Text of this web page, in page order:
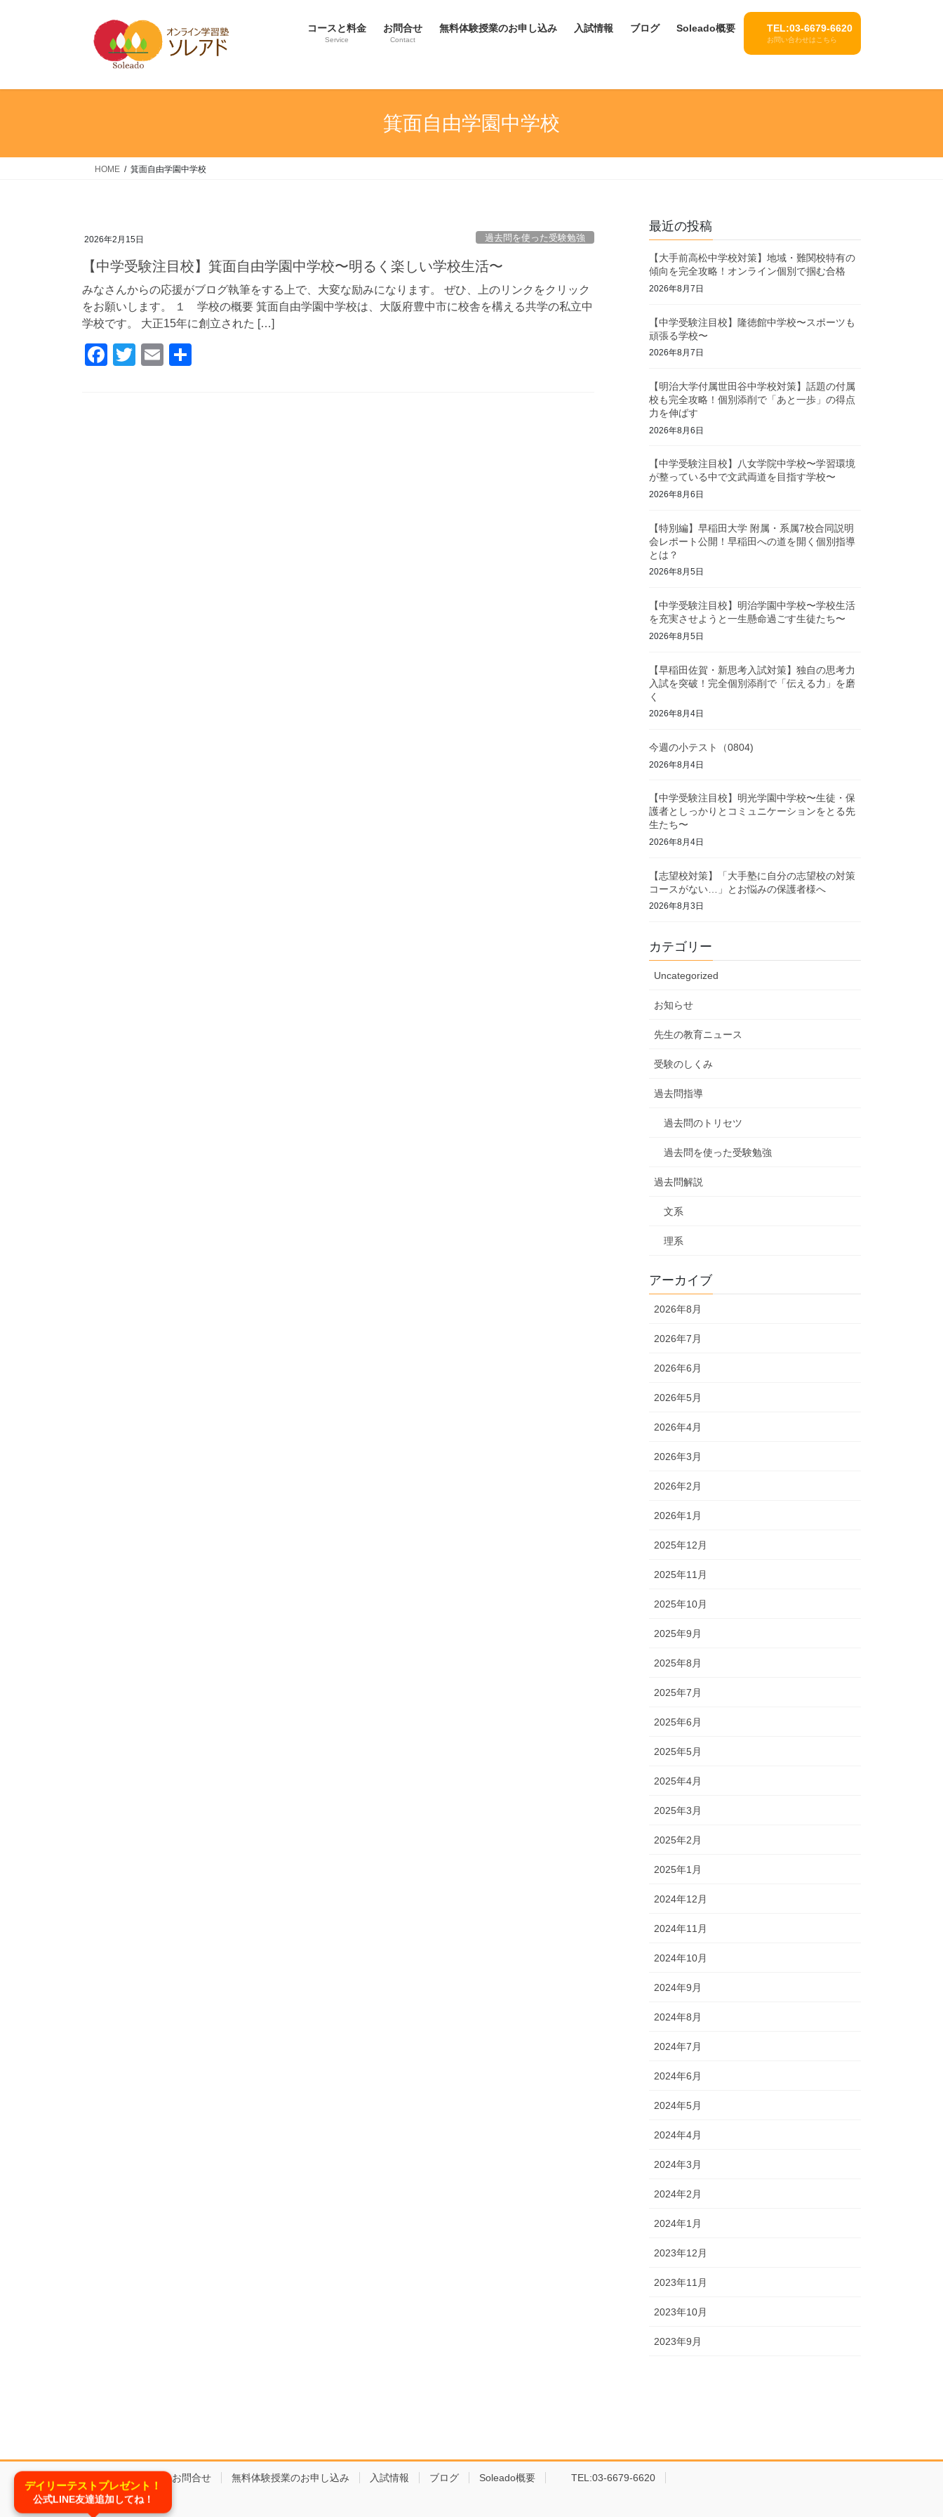
へ
プ
ョ
動
コースと料金
Service
お問合せ
Contact
無料体験授業のお申し込み 入試情報 ブログ Soleado概要 TEL:03-6679-6620
お問い合わせはこちら
箕面自由学園中学校
HOME 箕面自由学園中学校
2026年2月15日 過去問を使った受験勉強
【中学受験注目校】箕面自由学園中学校〜明るく楽しい学校生活〜
みなさんからの応援がブログ執筆をする上で、大変な励みになります。 ぜひ、上のリンクをクリック
をお願いします。 １ 学校の概要 箕面自由学園中学校は、大阪府豊中市に校舎を構える共学の私立中
学校です。 大正15年に創立された […]
F
T
E
最近の投稿
【大手前高松中学校対策】地域・難関校特有の
傾向を完全攻略！オンライン個別で掴む合格
2026年8月7日
【中学受験注目校】隆徳館中学校〜スポーツも
頑張る学校〜
2026年8月7日
【明治大学付属世田谷中学校対策】話題の付属
校も完全攻略！個別添削で「あと一歩」の得点
力を伸ばす
2026年8月6日
【中学受験注目校】八女学院中学校〜学習環境
が整っている中で文武両道を目指す学校〜
2026年8月6日
【特別編】早稲田大学 附属・系属7校合同説明
会レポート公開！早稲田への道を開く個別指導
とは？
2026年8月5日
【中学受験注目校】明治学園中学校〜学校生活
を充実させようと一生懸命過ごす生徒たち〜
2026年8月5日
【早稲田佐賀・新思考入試対策】独自の思考力
入試を突破！完全個別添削で「伝える力」を磨
く
2026年8月4日
今週の小テスト（0804)
2026年8月4日
【中学受験注目校】明光学園中学校〜生徒・保
護者としっかりとコミュニケーションをとる先
生たち〜
2026年8月4日
【志望校対策】「大手塾に自分の志望校の対策
コースがない…」とお悩みの保護者様へ
2026年8月3日
カテゴリー
Uncategorized
お知らせ
先生の教育ニュース
受験のしくみ
過去問指導
過去問のトリセツ
過去問を使った受験勉強
過去問解説
文系
理系
アーカイブ
2026年8月
2026年7月
2026年6月
2026年5月
2026年4月
2026年3月
2026年2月
2026年1月
2025年12月
2025年11月
2025年10月
2025年9月
2025年8月
2025年7月
2025年6月
2025年5月
2025年4月
2025年3月
2025年2月
2025年1月
2024年12月
2024年11月
2024年10月
2024年9月
2024年8月
2024年7月
2024年6月
2024年5月
2024年4月
2024年3月
2024年2月
2024年1月
2023年12月
2023年11月
2023年10月
2023年9月
デイリーテストプレゼント！
公式LINE友達追加してね！
コースと料金 お問合せ 無料体験授業のお申し込み 入試情報 ブログ Soleado概要 TEL:03-6679-6620